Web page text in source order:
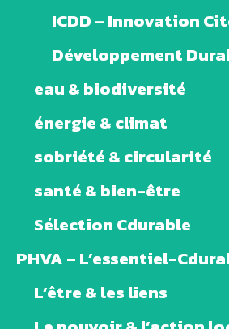
ICDD – Innovation
Développement
eau & biodiversité
énergie & climat
sobriété & circularité
santé & bien-être
Sélection Cdurable
PHVA – L’essentiel-
L’être & les liens